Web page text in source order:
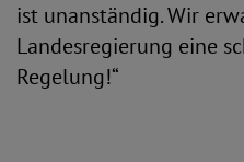
ist unanständig. Wir
Landesregierung eine
Regelung!“